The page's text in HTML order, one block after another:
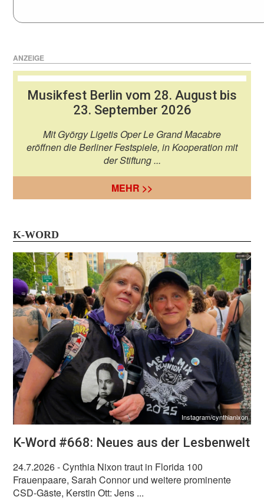
ANZEIGE
Musikfest Berlin vom 28. August bis
23. September 2026
Mit György Ligetis Oper Le Grand Macabre
eröffnen die Berliner Festspiele, in Kooperation mit
der Stiftung ...
MEHR >>
K-WORD
Instagram/cynthianixon
K-Word #668: Neues aus der Lesbenwelt
24.7.2026- Cynthia Nixon traut in Florida 100
Frauenpaare, Sarah Connor und weitere prominente
CSD-Gäste, Kerstin Ott: Jens ...